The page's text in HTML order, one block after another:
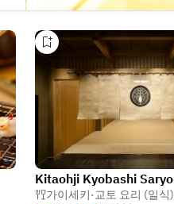
Kitaohji Kyobashi Saryo
가이세키·교토 요리 (일식)